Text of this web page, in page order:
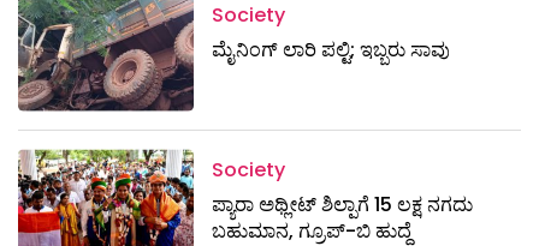
Society
ಮೈನಿಂಗ್‌ ಲಾರಿ ಪಲ್ಟಿ; ಇಬ್ಬರು ಸಾವು
Society
ಪ್ಯಾರಾ ಅಥ್ಲೀಟ್ ಶಿಲ್ಪಾಗೆ 15 ಲಕ್ಷ ನಗದು
ಬಹುಮಾನ, ಗ್ರೂಪ್-ಬಿ ಹುದ್ದೆ